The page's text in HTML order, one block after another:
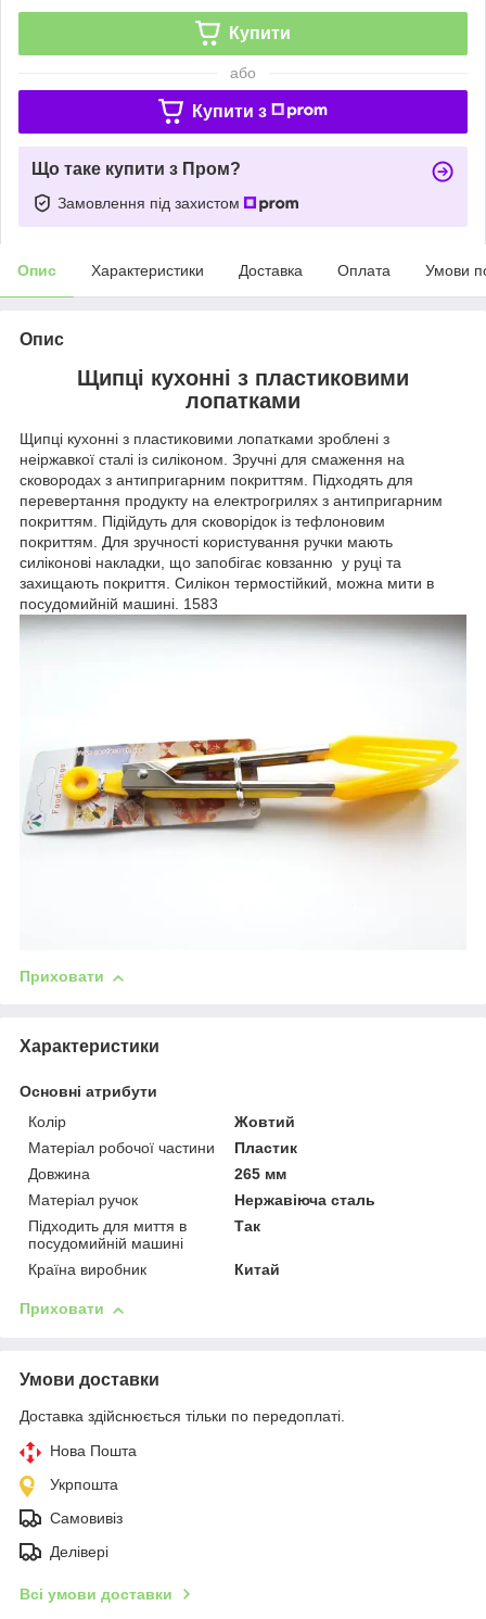
Купити
або
Купити з
Що таке купити з Пром?
Замовлення під захистом
Опис Характеристики Доставка Оплата Умови
Опис
Щипці кухонні з пластиковими
лопатками
Щипці кухонні з пластиковими лопатками зроблені з
неіржавкої сталі із силіконом. Зручні для смаження на
сковородах з антипригарним покриттям. Підходять для
перевертання продукту на електрогрилях з антипригарним
покриттям. Підійдуть для сковорідок із тефлоновим
покриттям. Для зручності користування ручки мають
силіконові накладки, що запобігає ковзанню у руці та
захищають покриття. Силікон термостійкий, можна мити в
посудомийній машині. 1583
Приховати
Характеристики
Основні атрибути
Колір
Жовтий
Матеріал робочої частини
Пластик
Довжина
265 мм
Матеріал ручок
Нержавіюча сталь
Підходить для миття в
посудомийній машині
Так
Країна виробник Китай
Приховати
Умови доставки
Доставка здійснюється тільки по передоплаті.
Нова Пошта
Укрпошта
Самовивіз
Делівері
Всі умови доставки